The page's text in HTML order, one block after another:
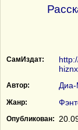
СамИздат:
Автор:
Жанр:
Опубликован: